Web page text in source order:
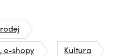
e-shopy
Kultura